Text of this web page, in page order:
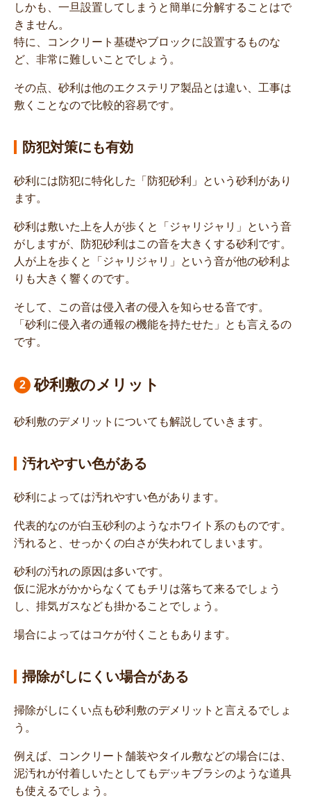
しかも、一旦設置してしまうと簡単に分解することはで
きません。
特に、コンクリート基礎やブロックに設置するものな
ど、非常に難しいことでしょう。
その点、砂利は他のエクステリア製品とは違い、工事は
敷くことなので比較的容易です。
防犯対策にも有効
砂利には防犯に特化した「防犯砂利」という砂利があり
ます。
砂利は敷いた上を人が歩くと「ジャリジャリ」という音
がしますが、防犯砂利はこの音を大きくする砂利です。
人が上を歩くと「ジャリジャリ」という音が他の砂利よ
りも大きく響くのです。
そして、この音は侵入者の侵入を知らせる音です。
「砂利に侵入者の通報の機能を持たせた」とも言えるの
です。
砂利敷のメリット
砂利敷のデメリットについても解説していきます。
汚れやすい色がある
砂利によっては汚れやすい色があります。
代表的なのが白玉砂利のようなホワイト系のものです。
汚れると、せっかくの白さが失われてしまいます。
砂利の汚れの原因は多いです。
仮に泥水がかからなくてもチリは落ちて来るでしょう
し、排気ガスなども掛かることでしょう。
場合によってはコケが付くこともあります。
掃除がしにくい場合がある
掃除がしにくい点も砂利敷のデメリットと言えるでしょ
う。
例えば、コンクリート舗装やタイル敷などの場合には、
泥汚れが付着しいたとしてもデッキブラシのような道具
も使えるでしょう。